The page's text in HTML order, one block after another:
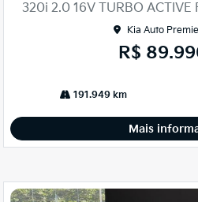
lhe
320i 2.0 16V TURBO ACTIVE
Kia Auto
R$
191.949 km
Mais